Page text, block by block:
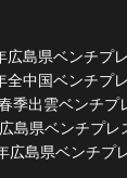
広島県ベンチプ
全中国ベンチプ
季出雲ベンチプ
島県ベンチプレ
広島県ベンチプ